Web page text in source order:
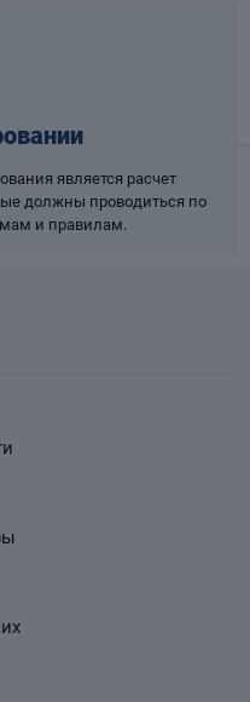
является расчет
должны проводиться по
и правилам.